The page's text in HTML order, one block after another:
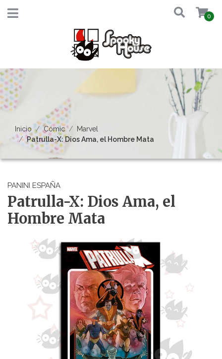
0
Inicio Cómic
Marvel
Patrulla-X: Dios Ama, el Hombre Mata
PANINI ESPAÑA
Patrulla-X: Dios Ama, el
Hombre Mata